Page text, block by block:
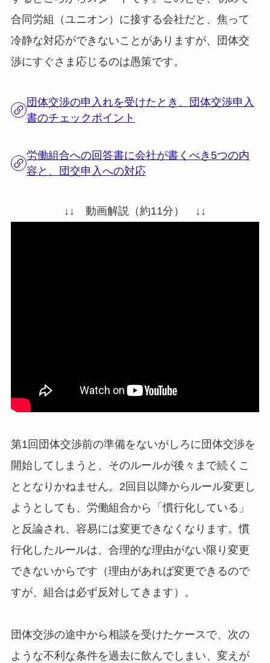
合同労組（ユニオン）に接する会社だと、焦って
冷静な対応ができないことがありますが、団体交
渉にすぐさま応じるのは愚策です。
団体交渉の申入れを受けたとき、団体交渉申入
書のチェックポイント
労働組合への回答書に会社が書くべき5つの内
容と、団交申入への対応
↓↓ 動画解説（約11分） ↓↓
第1回団体交渉前の準備をないがしろに団体交渉を
開始してしまうと、そのルールが後々まで続くこ
ととなりかねません。2回目以降からルール変更し
ようとしても、労働組合から「慣行化している」
と反論され、容易には変更できなくなります。慣
行化したルールは、合理的な理由がない限り変更
できないからです（理由があれば変更できるので
すが、組合は必ず反対してきます）。
団体交渉の途中から相談を受けたケースで、次の
ような不利な条件を過去に飲んでしまい、変えが